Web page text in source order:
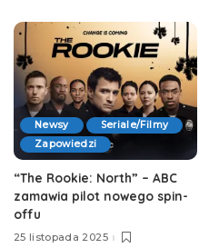
Newsy
Seriale/Filmy
Zapowiedzi
“The Rookie: North” – ABC
zamawia pilot nowego spin-
offu
25 listopada 2025